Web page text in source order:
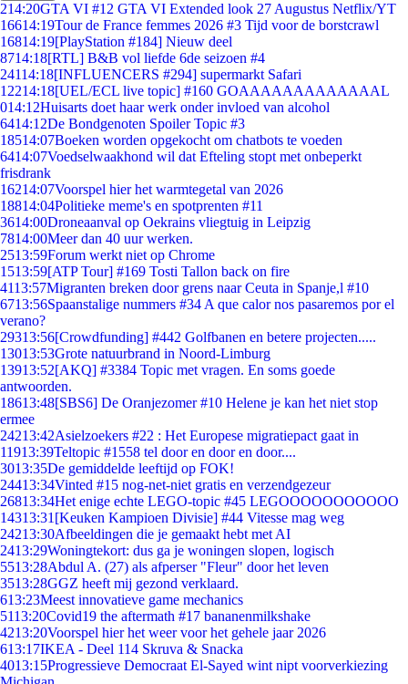
214:20GTA VI #12 GTA VI Extended look 27 Augustus Netflix/YT
16614:19Tour de France femmes 2026 #3 Tijd voor de borstcrawl
16814:19[PlayStation #184] Nieuw deel
8714:18[RTL] B&B vol liefde 6de seizoen #4
24114:18[INFLUENCERS #294] supermarkt Safari
12214:18[UEL/ECL live topic] #160 GOAAAAAAAAAAAAAL
014:12Huisarts doet haar werk onder invloed van alcohol
6414:12De Bondgenoten Spoiler Topic #3
18514:07Boeken worden opgekocht om chatbots te voeden
6414:07Voedselwaakhond wil dat Efteling stopt met onbeperkt
frisdrank
16214:07Voorspel hier het warmtegetal van 2026
18814:04Politieke meme's en spotprenten #11
3614:00Droneaanval op Oekrains vliegtuig in Leipzig
7814:00Meer dan 40 uur werken.
2513:59Forum werkt niet op Chrome
1513:59[ATP Tour] #169 Tosti Tallon back on fire
4113:57Migranten breken door grens naar Ceuta in Spanje,l #10
6713:56Spaanstalige nummers #34 A que calor nos pasaremos por el
verano?
29313:56[Crowdfunding] #442 Golfbanen en betere projecten.....
13013:53Grote natuurbrand in Noord-Limburg
13913:52[AKQ] #3384 Topic met vragen. En soms goede
antwoorden.
18613:48[SBS6] De Oranjezomer #10 Helene je kan het niet stop
ermee
24213:42Asielzoekers #22 : Het Europese migratiepact gaat in
11913:39Teltopic #1558 tel door en door en door....
3013:35De gemiddelde leeftijd op FOK!
24413:34Vinted #15 nog-net-niet gratis en verzendgezeur
26813:34Het enige echte LEGO-topic #45 LEGOOOOOOOOOOO
14313:31 [Keuken Kampioen Divisie] #44 Vitesse mag weg
24213:30Afbeeldingen die je gemaakt hebt met AI
2413:29Woningtekort: dus ga je woningen slopen, logisch
5513:28Abdul A. (27) als afperser "Fleur" door het leven
3513:28GGZ heeft mij gezond verklaard.
613:23Meest innovatieve game mechanics
5113:20Covid19 the aftermath #17 bananenmilkshake
4213:20Voorspel hier het weer voor het gehele jaar 2026
613:17IKEA - Deel 114 Skruva & Snacka
4013:15Progressieve Democraat El-Sayed wint nipt voorverkiezing